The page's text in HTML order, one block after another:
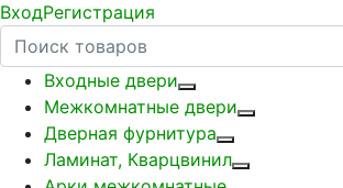
ВходРегистрация
Входные двери
Межкомнатные двери
Дверная фурнитура
Ламинат, Кварцвинил